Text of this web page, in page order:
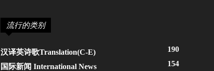
流行的类别
汉译英诗歌Translation(C-E) 190
国际新闻 International News 154